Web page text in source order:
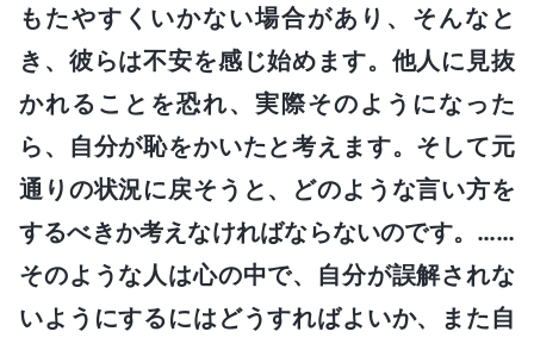
もたやすくいかない場合があり、そんなと
き、彼らは不安を感じ始めます。他人に見抜
かれることを恐れ、実際そのようになった
ら、自分が恥をかいたと考えます。そして元
通りの状況に戻そうと、どのような言い方を
するべきか考えなければならないのです。……
そのような人は心の中で、自分が誤解されな
いようにするにはどうすればよいか、また自